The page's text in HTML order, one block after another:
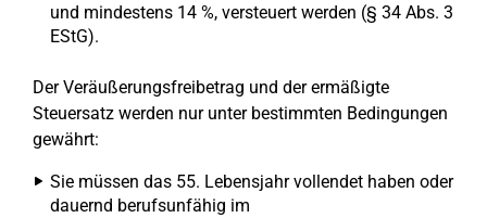
und mindestens 14 %, versteuert werden (§ 34 Abs. 3
EStG).
Der Veräußerungsfreibetrag und der ermäßigte
Steuersatz werden nur unter bestimmten Bedingungen
gewährt:
Sie müssen das 55. Lebensjahr vollendet haben oder
dauernd berufsunfähig im